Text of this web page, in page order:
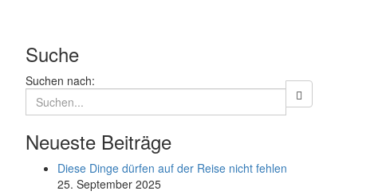
Suche
Suchen nach:
Neueste Beiträge
Diese Dinge dürfen auf der Reise nicht fehlen
25. September 2025